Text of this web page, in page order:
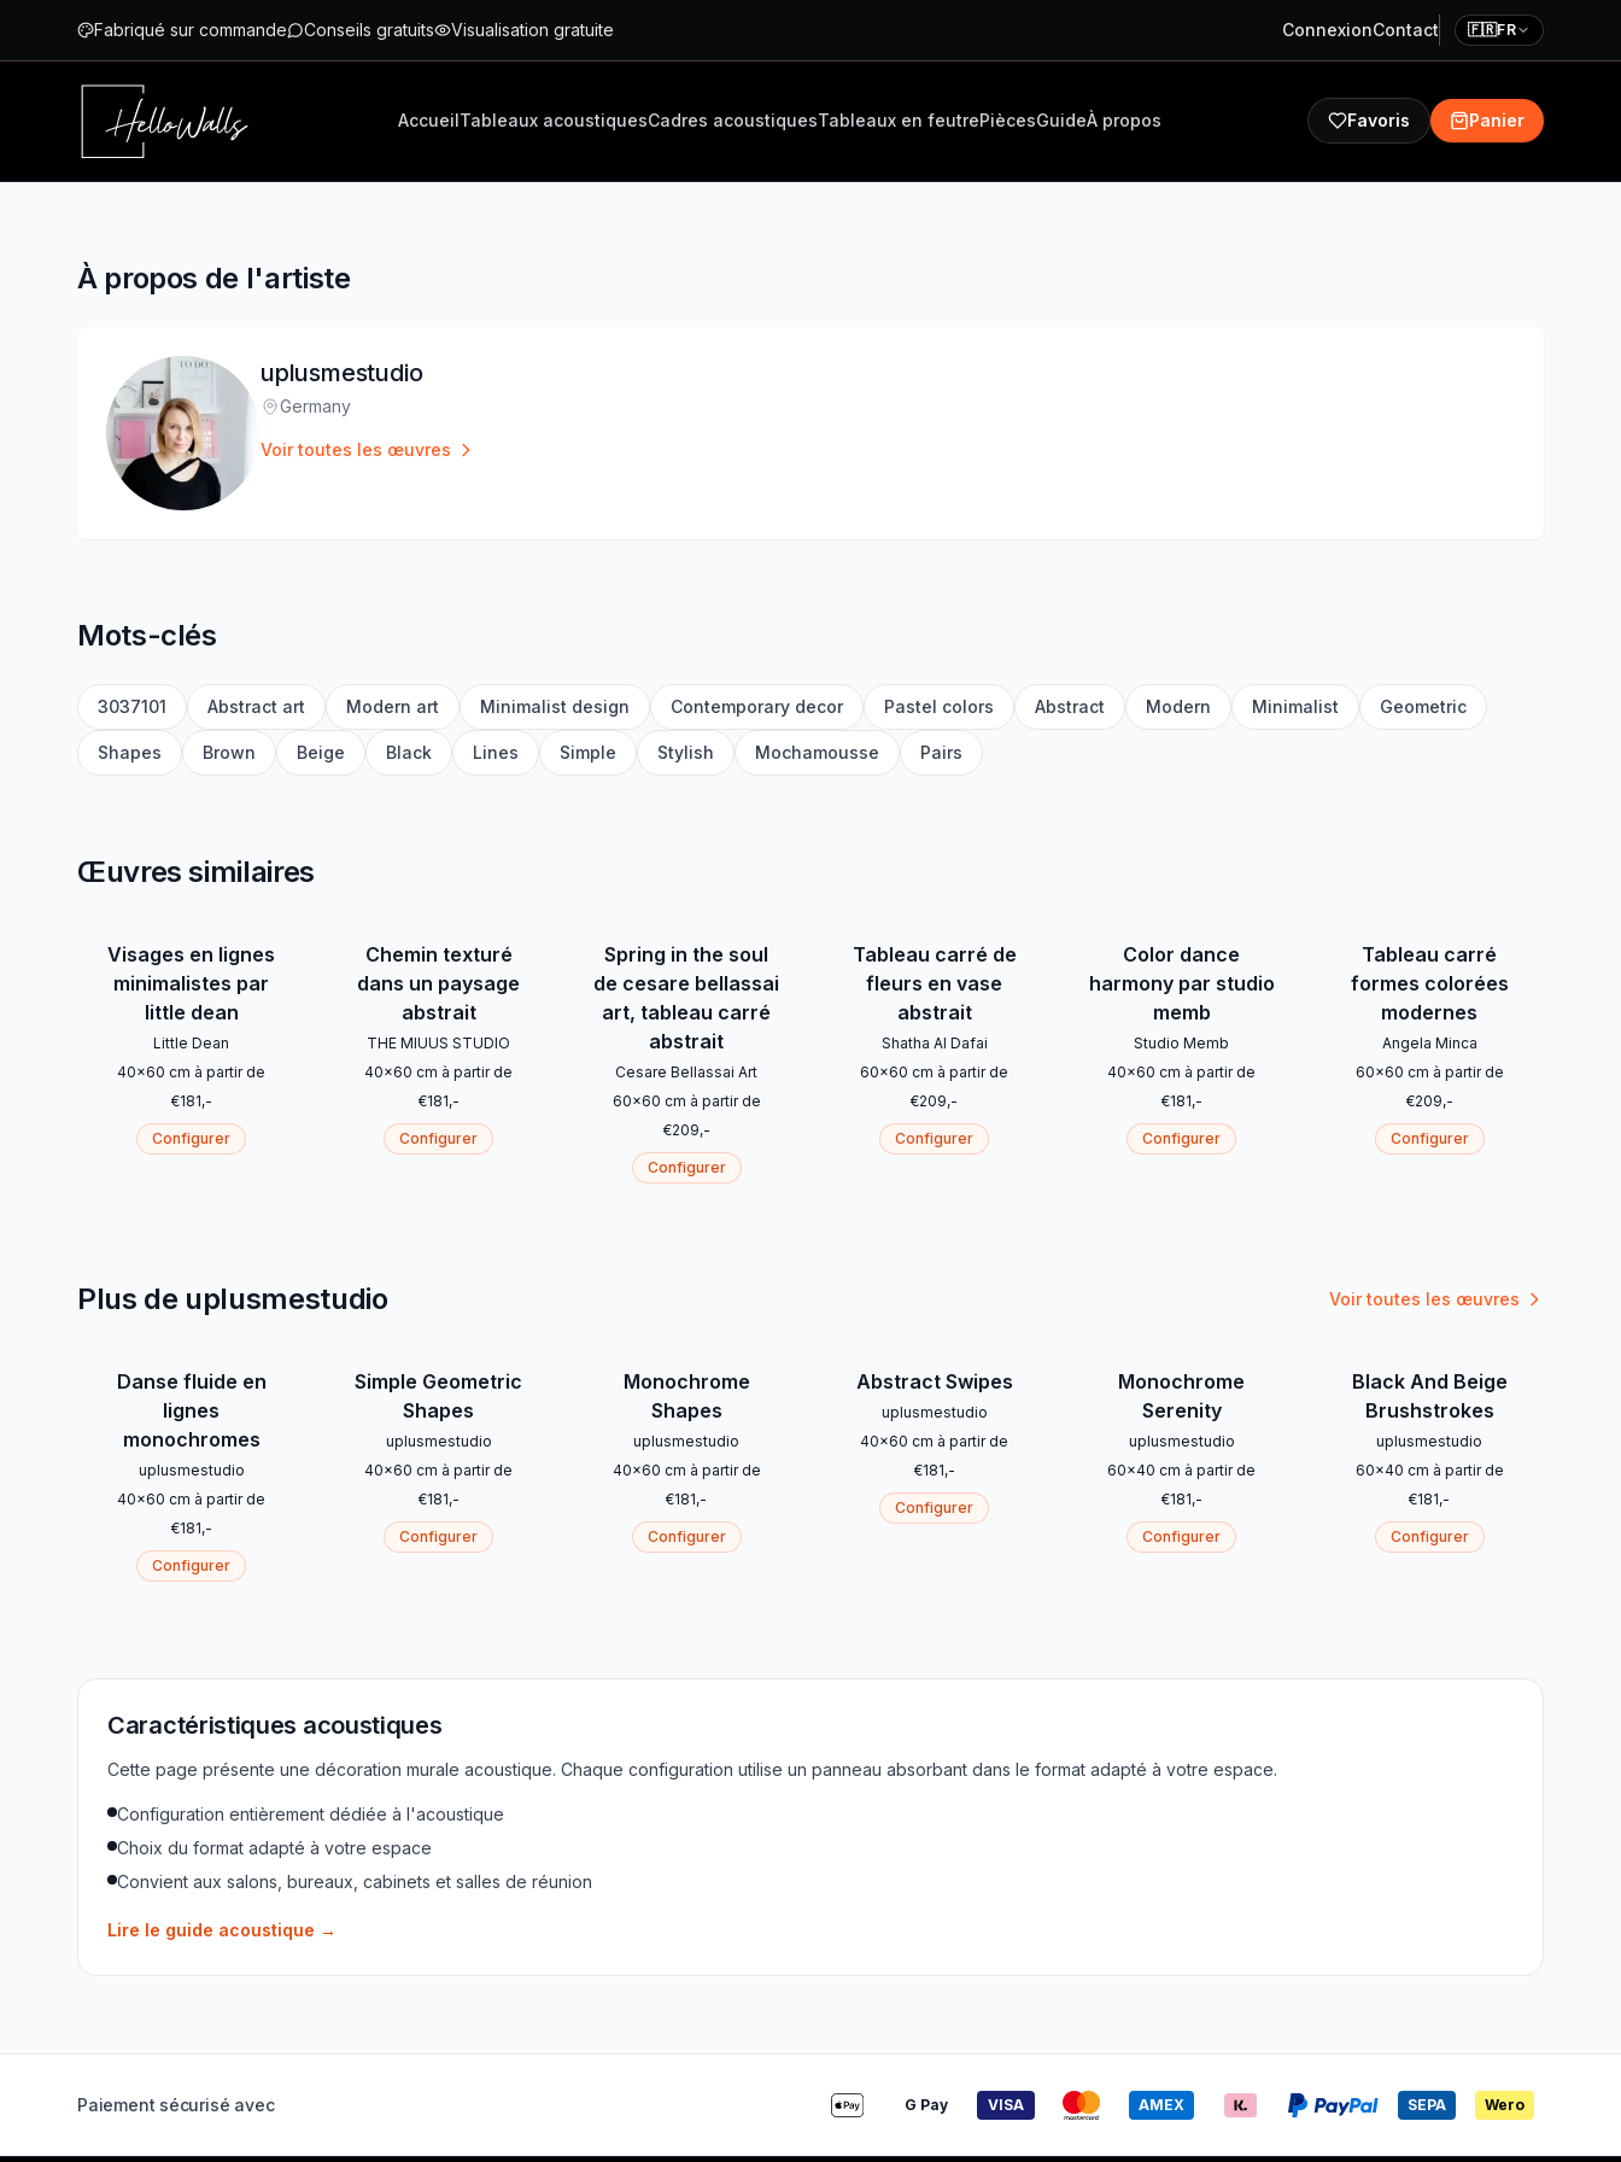
Fabriqué sur commande Conseils gratuits Visualisation gratuite ConnexionContact 🇫🇷FR
AccueilTableaux acoustiquesCadres acoustiquesTableaux en feutrePiècesGuideÀ propos Favoris Panier
À propos de l'artiste
uplusmestudio
Lieu:
Germany
Voir toutes les œuvres
Mots-clés
3037101 Abstract art Modern art Minimalist design Contemporary decor Pastel colors Abstract Modern Minimalist Geometric
Shapes Brown Beige Black Lines Simple Stylish Mochamousse Pairs
Œuvres similaires
Visages en lignes
minimalistes par
little dean
Little Dean
40x60 cm à partir de
€181,-
Configurer
Chemin texturé
dans un paysage
abstrait
THE MIUUS STUDIO
40x60 cm à partir de
€181,-
Configurer
Spring in the soul
de cesare bellassai
art, tableau carré
abstrait
Cesare Bellassai Art
60x60 cm à partir de
€209,-
Configurer
Tableau carré de
fleurs en vase
abstrait
Shatha Al Dafai
60x60 cm à partir de
€209,-
Configurer
Color dance
harmony par studio
memb
Studio Memb
40x60 cm à partir de
€181,-
Configurer
Tableau carré
formes colorées
modernes
Angela Minca
60x60 cm à partir de
€209,-
Configurer
Plus de uplusmestudio Voir toutes les œuvres
Danse fluide en
lignes
monochromes
uplusmestudio
40x60 cm à partir de
€181,-
Configurer
Simple Geometric
Shapes
uplusmestudio
40x60 cm à partir de
€181,-
Configurer
Monochrome
Shapes
uplusmestudio
40x60 cm à partir de
€181,-
Configurer
Abstract Swipes
uplusmestudio
40x60 cm à partir de
€181,-
Configurer
Monochrome
Serenity
uplusmestudio
60x40 cm à partir de
€181,-
Configurer
Black And Beige
Brushstrokes
uplusmestudio
60x40 cm à partir de
€181,-
Configurer
Caractéristiques acoustiques
Cette page présente une décoration murale acoustique. Chaque configuration utilise un panneau absorbant dans le format adapté à votre espace.
Configuration entièrement dédiée à l'acoustique
Choix du format adapté à votre espace
Convient aux salons, bureaux, cabinets et salles de réunion
Lire le guide acoustique →
Paiement sécurisé avec G Pay VISA AMEX SEPA Wero